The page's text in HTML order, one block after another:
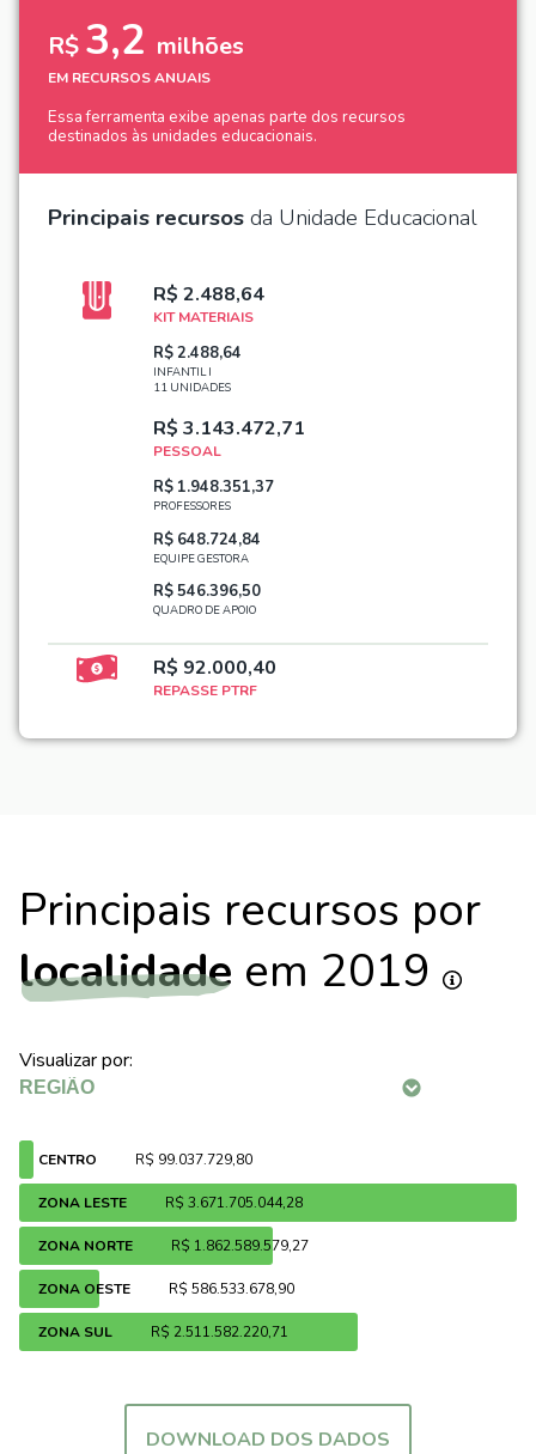
R$ 3,2 milhões
EM RECURSOS ANUAIS
Essa ferramenta exibe apenas parte dos recursos
destinados às unidades educacionais.
Principais recursosda Unidade Educacional
R$ 2.488,64
KIT MATERIAIS
R$ 2.488,64
INFANTIL I
11 UNIDADES
R$ 3.143.472,71
PESSOAL
R$ 1.948.351,37
PROFESSORES
R$ 648.724,84
EQUIPE GESTORA
R$ 546.396,50
QUADRO DE APOIO
R$ 92.000,40
REPASSE PTRF
Principais recursos por
localidade em 2019
Visualizar por:
CENTRO R$ 99.037.729,80
ZONA LESTE R$ 3.671.705.044,28
ZONA NORTE R$ 1.862.589.579,27
ZONA OESTE R$ 586.533.678,90
ZONA SUL R$ 2.511.582.220,71
DOWNLOAD DOS DADOS